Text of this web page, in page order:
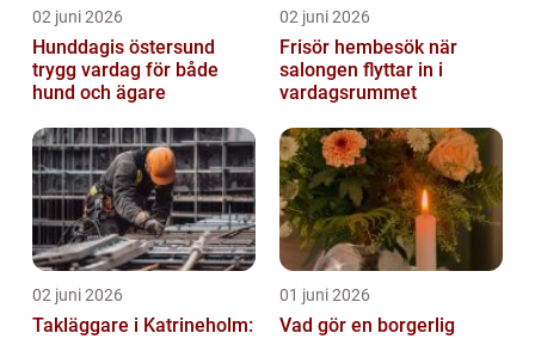
02 juni 2026
Hunddagis östersund
trygg vardag för både
hund och ägare
02 juni 2026
Frisör hembesök när
salongen flyttar in i
vardagsrummet
02 juni 2026
Takläggare i Katrineholm:
01 juni 2026
Vad gör en borgerlig